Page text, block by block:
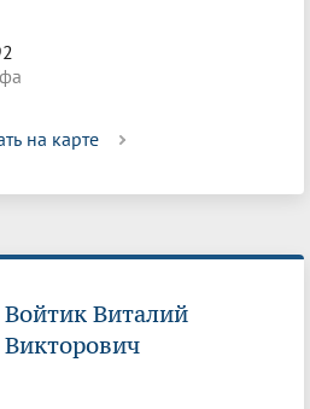
на карте
Войтик Виталий
Викторович